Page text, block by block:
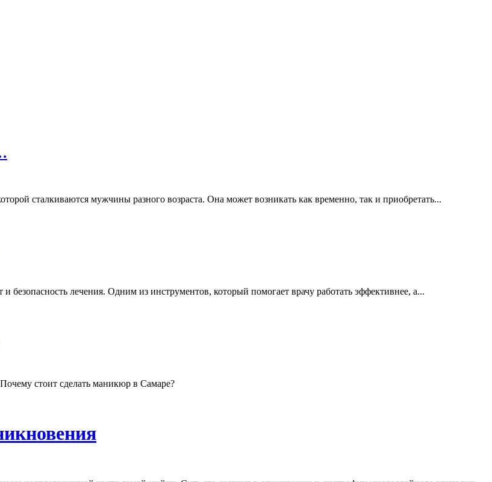
сталкиваются мужчины разного возраста. Она может возникать как временно, так и приобретать...
безопасность лечения. Одним из инструментов, который помогает врачу работать эффективнее, а...
стоит сделать маникюр в Самаре?